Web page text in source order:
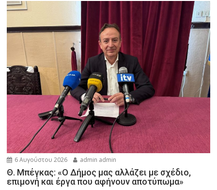
6 Αυγούστου 2026 admin admin
Θ. Μπέγκας: «Ο Δήμος μας αλλάζει με σχέδιο,
επιμονή και έργα που αφήνουν αποτύπωμα»